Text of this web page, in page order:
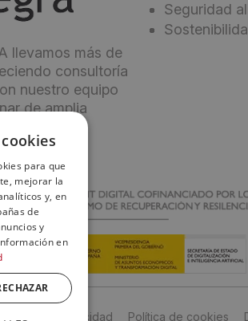
llevamos más de
consultoría
nuestro equipo
de amplia
Seguridad
Política de privacidad Política de cookies
para que
mejorar la
y, en
de
y
en